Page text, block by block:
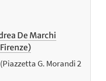
De Marchi
G. Morandi 2